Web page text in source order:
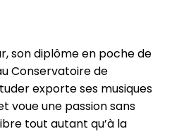
son diplôme en poche de
Conservatoire de
exporte ses musiques
voue une passion sans
tout autant qu’à la